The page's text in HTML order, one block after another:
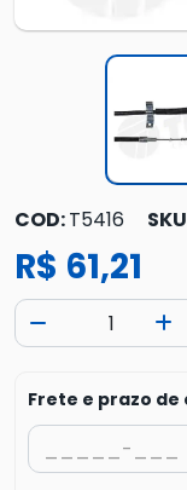
COD:T5416
R$ 61,21
Frete e prazo